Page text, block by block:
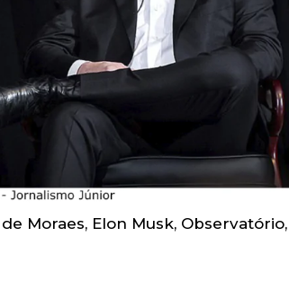
Moraes, Elon Musk, Observatório,